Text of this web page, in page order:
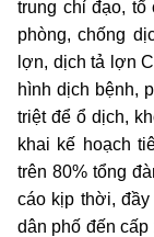
trung chỉ đạo,
phòng, chống
lợn, dịch tả lợn
hình dịch bệnh,
triệt để ổ dịch,
khai kế hoạch
trên 80% tổng
cáo kịp thời,
dân phố đến